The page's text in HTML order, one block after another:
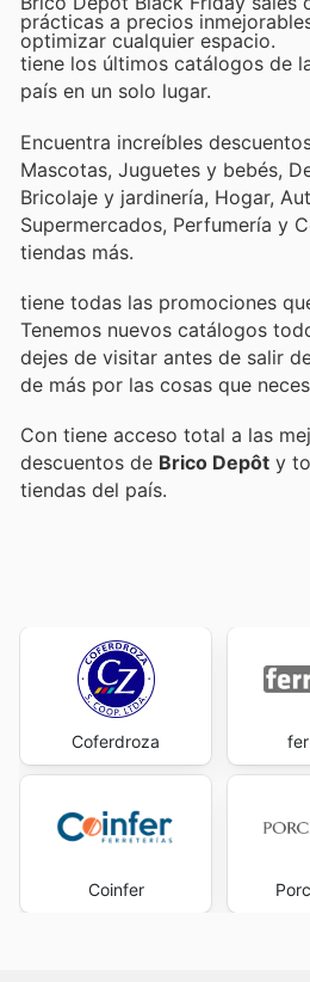
prácticas a precios
optimizar cualquier espacio.
tiene los últimos catálogos de
país en un solo lugar.
Encuentra increíbles
Mascotas, Juguetes y bebés,
Bricolaje y jardinería, Hogar,
Supermercados, Perfumería y
tiendas más.
tiene todas las promociones
Tenemos nuevos catálogos
dejes de visitar antes de salir
de más por las cosas que
Con tiene acceso total a las
descuentos de Brico Depôt y
tiendas del país.
Coferdroza
Coinfer